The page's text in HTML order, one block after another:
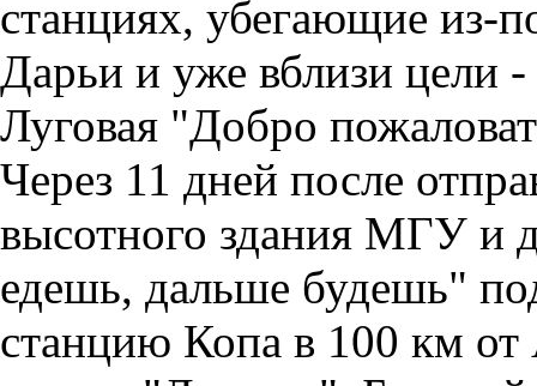
станциях, убегающие из-
Дарьи и уже вблизи цели -
Луговая "Добро
Через 11 дней после
высотного здания МГУ и
едешь, дальше будешь"
станцию Копа в 100 км